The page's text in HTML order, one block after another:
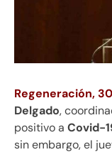
Regeneración,
Delgado,
positivo a Covid-
sin embargo, el